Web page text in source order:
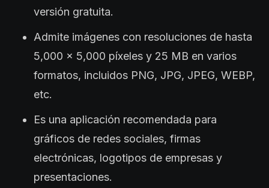
versión gratuita.
Admite imágenes con resoluciones de hasta
5,000 x 5,000 píxeles y 25 MB en varios
formatos, incluidos PNG, JPG, JPEG, WEBP,
etc.
Es una aplicación recomendada para
gráficos de redes sociales, firmas
electrónicas, logotipos de empresas y
presentaciones.